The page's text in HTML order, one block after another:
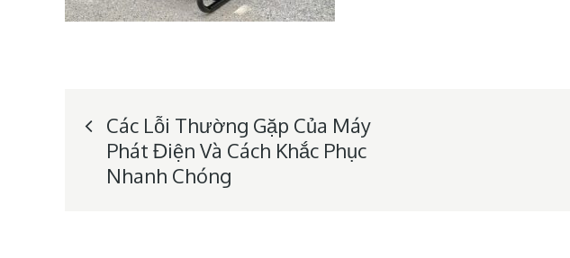
Post
navigation
Các Lỗi Thường Gặp Của Máy
Phát Điện Và Cách Khắc Phục
Nhanh Chóng